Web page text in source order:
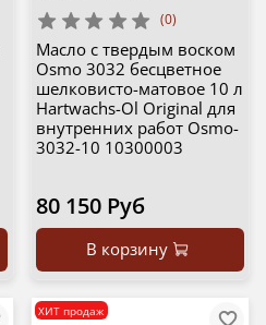
(0)
Масло с твердым воском
Osmo 3032 бесцветное
шелковисто-матовое 10 л
Hartwachs-Ol Original для
внутренних работ Osmo-
3032-10 10300003
80 150 Руб
В корзину
ХИТ продаж